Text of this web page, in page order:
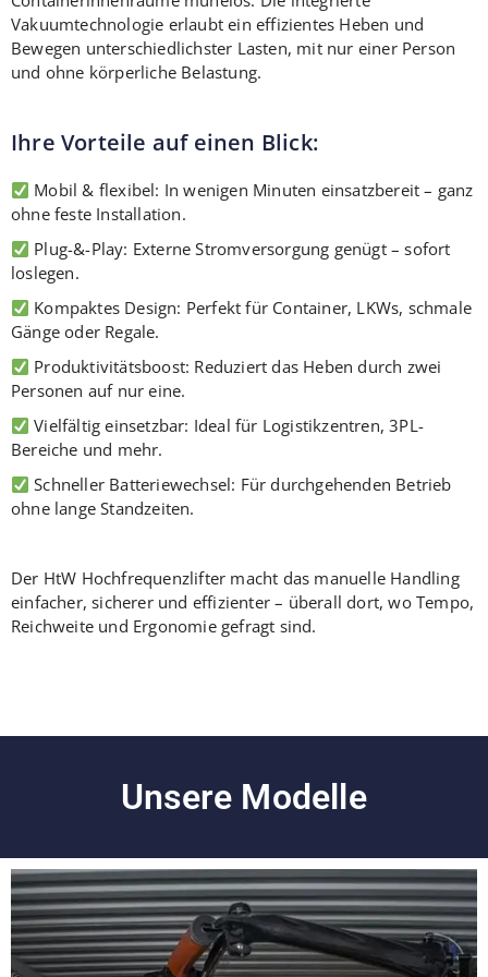
Vakuumtechnologie erlaubt ein effizientes Heben und
Bewegen unterschiedlichster Lasten, mit nur einer Person
und ohne körperliche Belastung.
Ihre Vorteile auf einen Blick:
Mobil & flexibel: In wenigen Minuten einsatzbereit – ganz
ohne feste Installation.
Plug-&-Play: Externe Stromversorgung genügt – sofort
loslegen.
Kompaktes Design: Perfekt für Container, LKWs, schmale
Gänge oder Regale.
Produktivitätsboost: Reduziert das Heben durch zwei
Personen auf nur eine.
Vielfältig einsetzbar: Ideal für Logistikzentren, 3PL-
Bereiche und mehr.
Schneller Batteriewechsel: Für durchgehenden Betrieb
ohne lange Standzeiten.
Der HtW Hochfrequenzlifter macht das manuelle Handling
einfacher, sicherer und effizienter – überall dort, wo Tempo,
Reichweite und Ergonomie gefragt sind.
Unsere Modelle